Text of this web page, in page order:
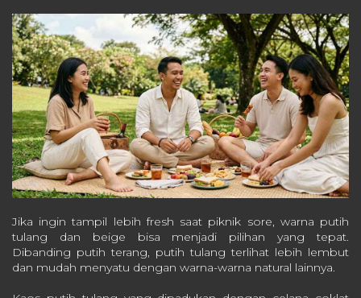
Jika ingin tampil lebih fresh saat piknik sore, warna putih
tulang dan beige bisa menjadi pilihan yang tepat.
Dibanding putih terang, putih tulang terlihat lebih lembut
dan mudah menyatu dengan warna-warna natural lainnya.